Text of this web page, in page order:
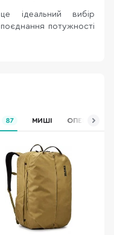
ідеальний вибір
потужності
87 МИШІ